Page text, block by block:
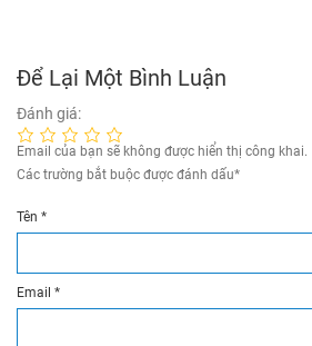
Để Lại Một Bình Luận
Đánh giá:
Email của bạn sẽ không được hiển thị công khai.
Các trường bắt buộc được đánh dấu*
Tên *
Email *